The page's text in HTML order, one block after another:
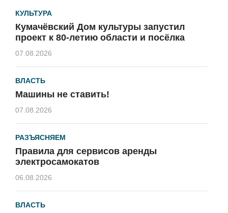
КУЛЬТУРА
Кумачёвский Дом культуры запустил
проект к 80-летию области и посёлка
07.08.2026
ВЛАСТЬ
Машины не ставить!
07.08.2026
РАЗЪЯСНЯЕМ
Правила для сервисов аренды
электросамокатов
06.08.2026
ВЛАСТЬ